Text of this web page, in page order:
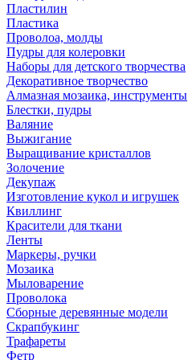
Пластилин
Пластика
Проволоа, молды
Пудры для колеровки
Наборы для детского творчества
Декоративное творчество
Алмазная мозаика, инструменты
Блестки, пудры
Валяние
Выжигание
Выращивание кристаллов
Золочение
Декупаж
Изготовление кукол и игрушек
Квиллинг
Красители для ткани
Ленты
Маркеры, ручки
Мозаика
Мыловарение
Проволока
Сборные деревянные модели
Скрапбукинг
Трафареты
Фетр